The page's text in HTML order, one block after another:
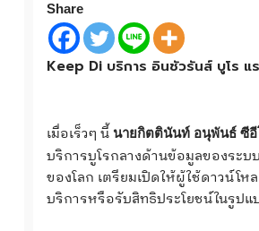
Share
Keep Di บริการ อินชัวรันส์ บูโร แ
เมื่อเร็วๆ นี้ นายกิตตินันท์ อนุพันธ์ ซีอี
บริการบูโรกลางด้านข้อมูลของระบ
ของโลก เตรียมเปิดให้ผู้ใช้ดาวน์โห
บริการหรือรับสิทธิประโยชน์ในรูป